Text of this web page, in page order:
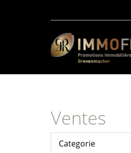
Ventes
Categorie